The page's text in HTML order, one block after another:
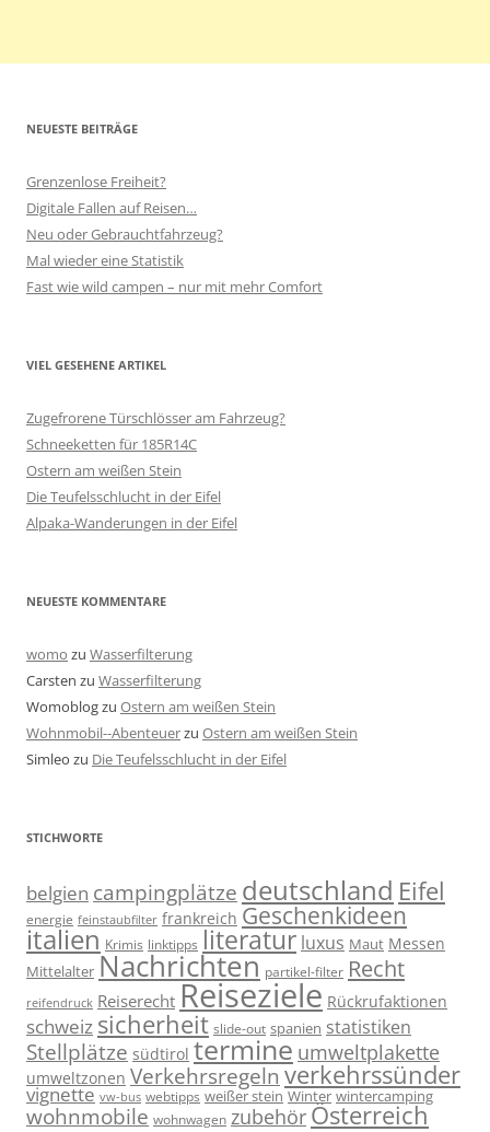
NEUESTE BEITRÄGE
Grenzenlose Freiheit?
Digitale Fallen auf Reisen…
Neu oder Gebrauchtfahrzeug?
Mal wieder eine Statistik
Fast wie wild campen – nur mit mehr Comfort
VIEL GESEHENE ARTIKEL
Zugefrorene Türschlösser am Fahrzeug?
Schneeketten für 185R14C
Ostern am weißen Stein
Die Teufelsschlucht in der Eifel
Alpaka-Wanderungen in der Eifel
NEUESTE KOMMENTARE
womo zu Wasserfilterung
Carsten zu Wasserfilterung
Womoblogzu Ostern am weißen Stein
Wohnmobil--Abenteuerzu Ostern am weißen Stein
Simleo zu Die Teufelsschlucht in der Eifel
STICHWORTE
belgien campingplätze deutschland Eifel
energie feinstaubfilter frankreich Geschenkideen
italien Krimis linktipps literatur luxus Maut Messen
Mittelalter Nachrichten partikel-filter Recht
reifendruck Reiserecht Reiseziele Rückrufaktionen
schweiz sicherheit slide-out spanien statistiken
Stellplätze südtirol termine umweltplakette
umweltzonen Verkehrsregeln verkehrssünder
vignette vw-bus webtipps weißer stein Winter wintercamping
wohnmobile wohnwagen zubehör Österreich